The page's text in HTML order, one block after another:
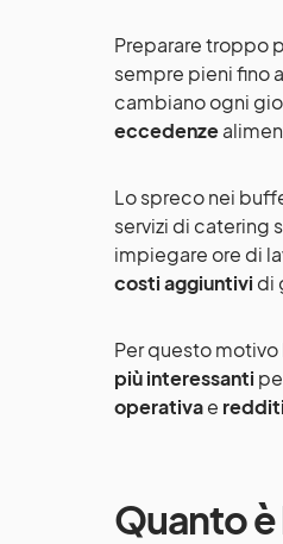
Preparare troppo
sempre pieni fino
cambiano ogni
eccedenze
Lo spreco nei
servizi di catering
impiegare ore di
costi aggiuntivi di
Per questo motivo
più interessanti
operativae
Quanto